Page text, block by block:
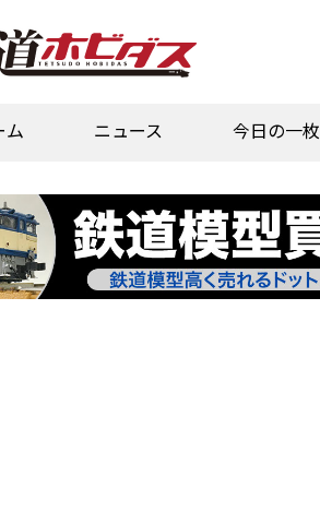
ム ニュース 今日の一枚